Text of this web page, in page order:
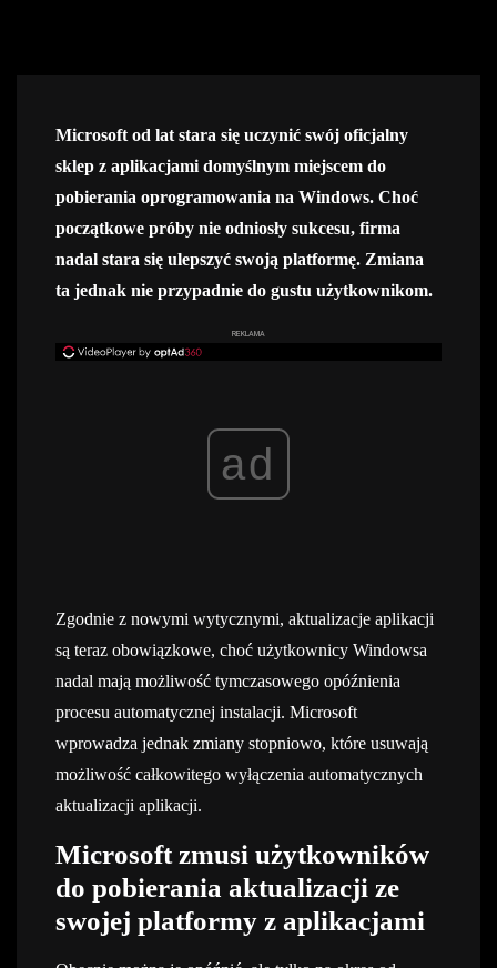
Microsoft od lat stara się uczynić swój oficjalny
sklep z aplikacjami domyślnym miejscem do
pobierania oprogramowania na Windows. Choć
początkowe próby nie odniosły sukcesu, firma
nadal stara się ulepszyć swoją platformę. Zmiana
ta jednak nie przypadnie do gustu użytkownikom.
REKLAMA
ad
Zgodnie z nowymi wytycznymi, aktualizacje aplikacji
są teraz obowiązkowe, choć użytkownicy Windowsa
nadal mają możliwość tymczasowego opóźnienia
procesu automatycznej instalacji. Microsoft
wprowadza jednak zmiany stopniowo, które usuwają
możliwość całkowitego wyłączenia automatycznych
aktualizacji aplikacji.
Microsoft zmusi użytkowników
do pobierania aktualizacji ze
swojej platformy z aplikacjami